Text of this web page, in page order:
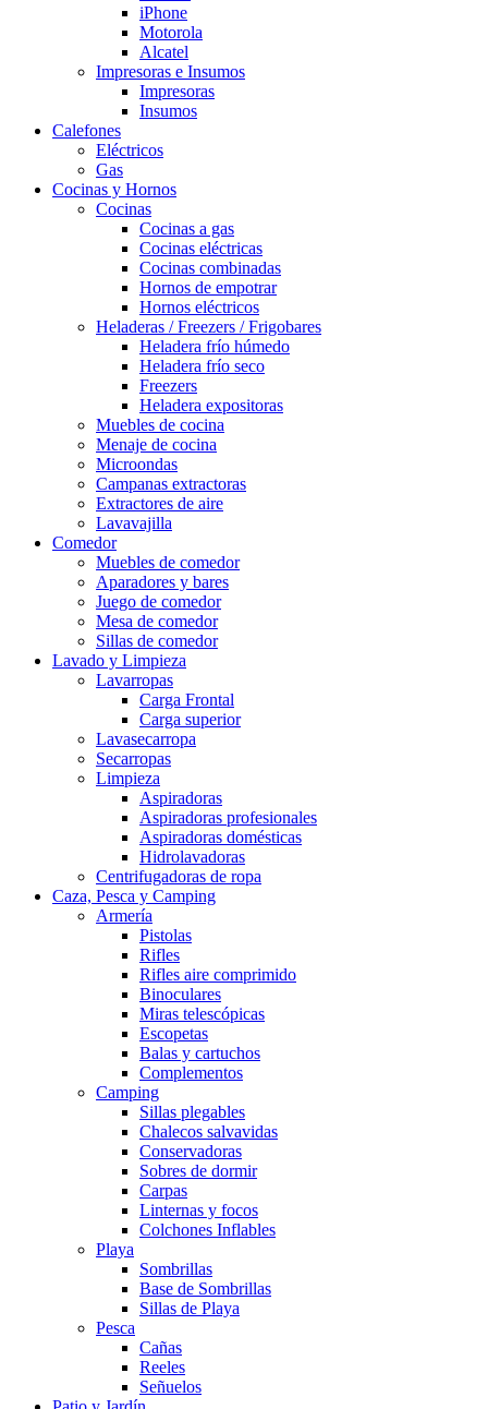
iPhone
Motorola
Alcatel
Impresoras e Insumos
Impresoras
Insumos
Calefones
Eléctricos
Gas
Cocinas y Hornos
Cocinas
Cocinas a gas
Cocinas eléctricas
Cocinas combinadas
Hornos de empotrar
Hornos eléctricos
Heladeras / Freezers / Frigobares
Heladera frío húmedo
Heladera frío seco
Freezers
Heladera expositoras
Muebles de cocina
Menaje de cocina
Microondas
Campanas extractoras
Extractores de aire
Lavavajilla
Comedor
Muebles de comedor
Aparadores y bares
Juego de comedor
Mesa de comedor
Sillas de comedor
Lavado y Limpieza
Lavarropas
Carga Frontal
Carga superior
Lavasecarropa
Secarropas
Limpieza
Aspiradoras
Aspiradoras profesionales
Aspiradoras domésticas
Hidrolavadoras
Centrifugadoras de ropa
Caza, Pesca y Camping
Armería
Pistolas
Rifles
Rifles aire comprimido
Binoculares
Miras telescópicas
Escopetas
Balas y cartuchos
Complementos
Camping
Sillas plegables
Chalecos salvavidas
Conservadoras
Sobres de dormir
Carpas
Linternas y focos
Colchones Inflables
Playa
Sombrillas
Base de Sombrillas
Sillas de Playa
Pesca
Cañas
Reeles
Señuelos